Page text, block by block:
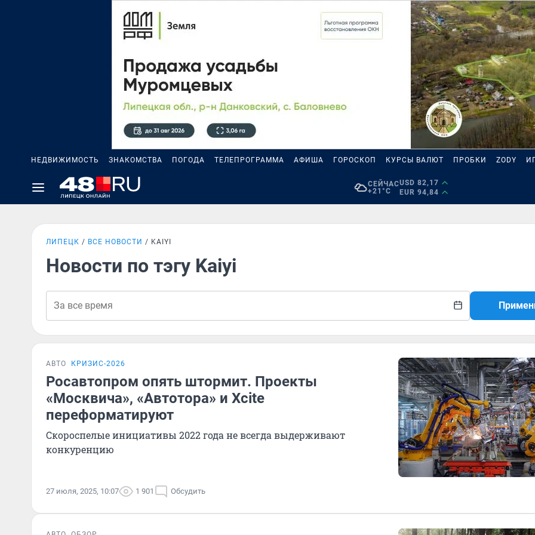
НЕДВИЖИМОСТЬ ЗНАКОМСТВА ПОГОДА ТЕЛЕПРОГРАММА АФИША ГОРОСКОП КУРСЫ ВАЛЮТ ПРОБКИ ZODY
СЕЙЧАС
+21°C
USD 82,17
EUR 94,84
ЛИПЕЦК ВСЕ НОВОСТИ KAIYI
Новости по тэгу Kaiyi
АВТО КРИЗИС-2026
Росавтопром опять штормит. Проекты
«Москвича», «Автотора» и Xcite
переформатируют
Скороспелые инициативы 2022 года не всегда выдерживают
конкуренцию
27 июля, 2025, 10:07 1 901 Обсудить